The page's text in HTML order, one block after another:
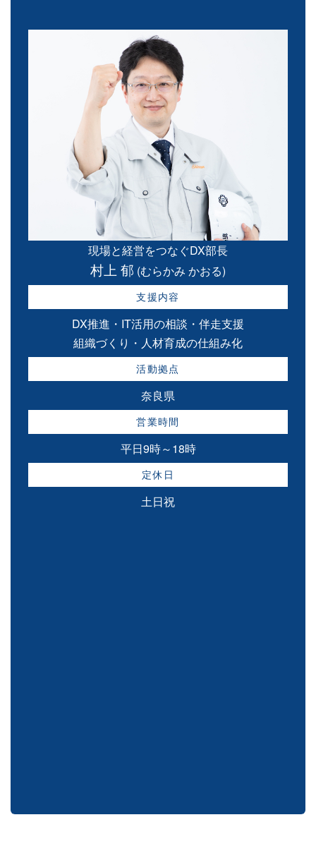
現場と経営をつなぐDX部長
村上 郁 (むらかみ かおる)
支援内容
DX推進・IT活用の相談・伴走支援
組織づくり・人材育成の仕組み化
活動拠点
奈良県
営業時間
平日9時～18時
定休日
土日祝